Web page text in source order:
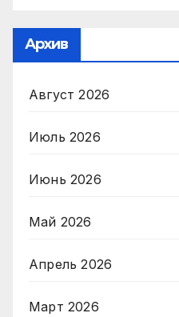
Архив
Август 2026
Июль 2026
Июнь 2026
Май 2026
Апрель 2026
Март 2026